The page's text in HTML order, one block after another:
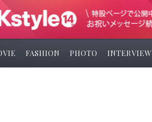
FASHION PHOTO INTERVIEW